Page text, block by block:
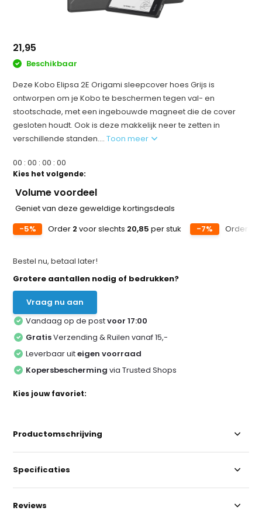
21,95
Beschikbaar
Deze Kobo Elipsa 2E Origami sleepcover hoes Grijs is
ontworpen om je Kobo te beschermen tegen val- en
stootschade, met een ingebouwde magneet die de cover
gesloten houdt. Ook is deze makkelijk neer te zetten in
verschillende standen....Toon meer
00 :00 :00 :00
Kies het volgende:
Volume voordeel
Geniet van deze geweldige kortingsdeals
-5%
Order 2 voor slechts 20,85 per stuk -7% Order
Bestel nu, betaal later!
Grotere aantallen nodig of bedrukken?
Vraag nu aan
Vandaag op de postvoor 17:00
GratisVerzending & Ruilen vanaf 15,-
Leverbaar uiteigen voorraad
Kopersbescherming via Trusted Shops
Kies jouw favoriet:
Productomschrijving
Specificaties
Reviews